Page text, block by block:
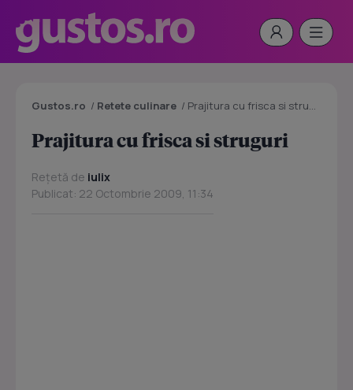
Gustos.ro / Retete culinare / Prajitura cu frisca si struguri
Prajitura cu frisca si struguri
Rețetă de iulix
Publicat: 22 Octombrie 2009, 11:34